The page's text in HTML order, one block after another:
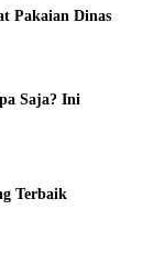
Pakaian Dinas
Saja? Ini
Terbaik